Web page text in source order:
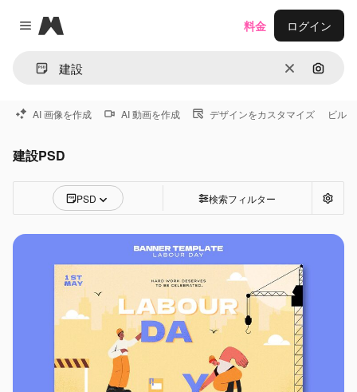
Close menu
Magnific
消去 画像で
料金 ログイン
AI 画像を作成 AI 動画を作成 デザインをカスタマイズ ビル
建設PSD
PSD 検索フィルター